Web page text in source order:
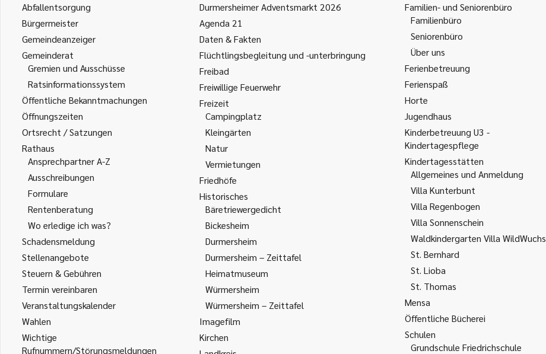
Abfallentsorgung
Bürgermeister
Gemeindeanzeiger
Gemeinderat
Gremien und Ausschüsse
Ratsinformationssystem
Öffentliche Bekanntmachungen
Öffnungszeiten
Ortsrecht / Satzungen
Rathaus
Ansprechpartner A-Z
Ausschreibungen
Formulare
Rentenberatung
Wo erledige ich was?
Schadensmeldung
Stellenangebote
Steuern & Gebühren
Termin vereinbaren
Veranstaltungskalender
Wahlen
Wichtige
Rufnummern/Störungsmeldungen
Durmersheimer Adventsmarkt 2026
Agenda 21
Daten & Fakten
Flüchtlingsbegleitung und -unterbringung
Freibad
Freiwillige Feuerwehr
Freizeit
Campingplatz
Kleingärten
Natur
Vermietungen
Friedhöfe
Historisches
Bäretriewergedicht
Bickesheim
Durmersheim
Durmersheim – Zeittafel
Heimatmuseum
Würmersheim
Würmersheim – Zeittafel
Imagefilm
Kirchen
Familien- und Seniorenbüro
Familienbüro
Seniorenbüro
Über uns
Ferienbetreuung
Ferienspaß
Horte
Jugendhaus
Kinderbetreuung U3 -
Kindertagespflege
Kindertagesstätten
Allgemeines und Anmeldung
Villa Kunterbunt
Villa Regenbogen
Villa Sonnenschein
Waldkindergarten Villa WildWuchs
St. Bernhard
St. Lioba
St. Thomas
Mensa
Öffentliche Bücherei
Schulen
Grundschule Friedrichschule